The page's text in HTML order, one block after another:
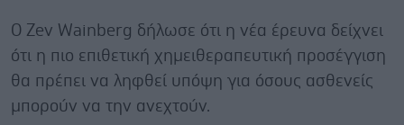
Ο Zev Wainberg δήλωσε ότι η νέα έρευνα δείχνει
ότι η πιο επιθετική χημειθεραπευτική προσέγγιση
θα πρέπει να ληφθεί υπόψη για όσους ασθενείς
μπορούν να την ανεχτούν.